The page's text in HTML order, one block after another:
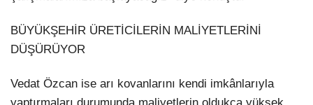
BÜYÜKŞEHİR ÜRETİCİLERİN MALİYETLERİNİ
DÜŞÜRÜYOR
Vedat Özcan ise arı kovanlarını kendi imkânlarıyla